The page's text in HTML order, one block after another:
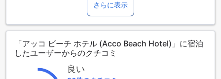
で、便利なアクセスが魅力です。ホテルには総75室の客室が
あり、快適な滞在をお約束します。チェックインは午後2時か
ら可能で、チェックアウトは午前11時までとなっておりま
す。また、市内中心部からはわずか1キロの距離に位置してお
り、観光やショッピングにも便利です。子供に対するポリシ
ーとして、0歳から11歳までのお子様は無料でご宿泊いただけ
ます。アッコ ビーチ ホテルは、美しい環境と充実した設備
で、素晴らしい滞在を提供します。
さらに表示
「アッコ ビーチ ホテル (Acco Beach Hotel)」に宿泊
したユーザーからのクチコミ
良い